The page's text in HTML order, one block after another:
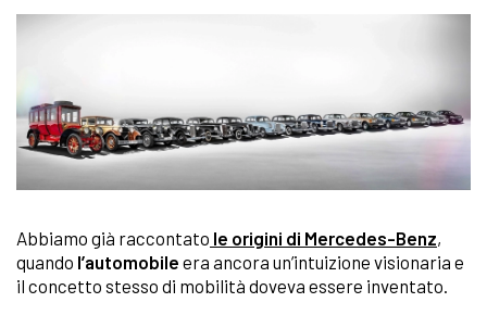
Abbiamo già raccontato le origini di Mercedes-Benz,
quando l’automobile era ancora un’intuizione visionaria e
il concetto stesso di mobilità doveva essere inventato.